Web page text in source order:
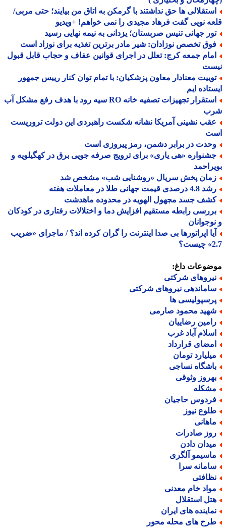
ها حق نداشتند با گرمکن به اتاق من بیایند؛ حتی مربی/
نویی گفت فرهاد مجیدی را نمی خواهم! +ویدیو
جهانی تنیس صربستان؛ یزدانی به نیمه نهایی رسید
تخصص نوزادان: شیر مادر برترین تغذیه برای نوزاد است
جمعه کرج: تعلل در اجرای قوانین عفاف و حجاب قابل قبول
معنادار معاون پزشکیان: با تمام توان کنار رییس جمهور
ایم
استقرار تجهیزات تصفیه خانه RO سیه رود با هدف رفع مشکل آب
نشینی آمریکا نشانه شکست راهبردی این دولت تروریست
در برابر دشمن، رمز پیروزی است
«هی یاری» برای ترویج صرفه جویی برق در کهگیلویه و
پخش سریال «روشنایی شب» مشخص شد
قیمت جهانی طلا در معاملات هفته
جسد مجهول الهویه در محدوده ماهدشت
رابطه مستقیم افزایش دما و اختلالات رفتاری در کودکان
اپراتورها بی صدا اینترنت را گران کرده اند؟ / ماجرای «ضریب
داغ:
شرکتی
نیروهای شرکتی
ها
محمود صارمی
رضاییان
آباد غرب
قرارداد
تومان
نساجی
وثوقی
حاجیان
نیوز
صادرات
دادن
آلگری
سرا
خام معدنی
استقلال
های ایران
های محله محور